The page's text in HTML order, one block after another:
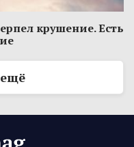
крушение. Есть